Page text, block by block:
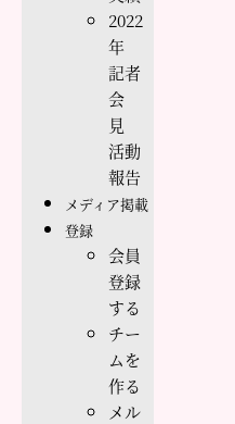
2022
年
記者
会
見
活動
報告
メディア掲載
登録
会員
登録
する
チー
ムを
作る
メル